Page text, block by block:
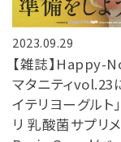
2023.09.29
【雑誌】Happy-
マタニティvol.23
イテリヨーグルト
リ 乳酸菌サプリ